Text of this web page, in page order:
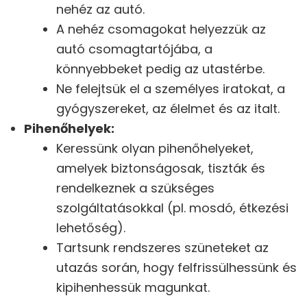
nehéz az autó.
A nehéz csomagokat helyezzük az
autó csomagtartójába, a
könnyebbeket pedig az utastérbe.
Ne felejtsük el a személyes iratokat, a
gyógyszereket, az élelmet és az italt.
Pihenőhelyek:
Keressünk olyan pihenőhelyeket,
amelyek biztonságosak, tiszták és
rendelkeznek a szükséges
szolgáltatásokkal (pl. mosdó, étkezési
lehetőség).
Tartsunk rendszeres szüneteket az
utazás során, hogy felfrissülhessünk és
kipihenhessük magunkat.